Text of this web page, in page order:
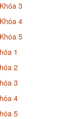
3
4
5
1
2
3
4
5